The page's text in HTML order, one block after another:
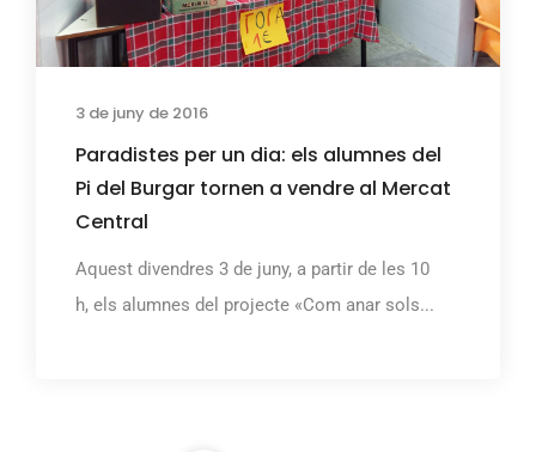
3 de juny de 2016
Paradistes per un dia: els alumnes del
Pi del Burgar tornen a vendre al Mercat
Central
Aquest divendres 3 de juny, a partir de les 10
h, els alumnes del projecte «Com anar sols...